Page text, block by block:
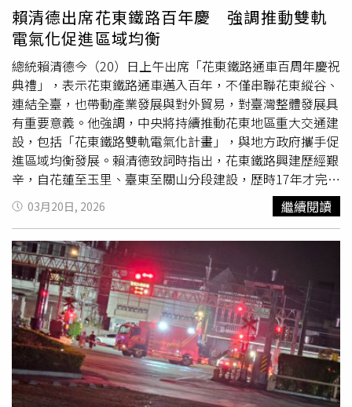
賴清德出席花東鐵路百年慶 強調推動雙軌
電氣化促進區域均衡
總統賴清德今（20）日上午出席「花東鐵路通車百周年慶祝
典禮」，表示花東鐵路通車邁入百年，不僅串聯花東縱谷、
連結全臺，也帶動產業發展與對外貿易，對臺灣整體發展具
有重要意義。他強調，中央將持續推動花東地區重大交通建
設，包括「花東鐵路雙軌電氣化計畫」，與地方政府攜手促
進區域均衡發展。賴清德致詞時指出，花東鐵路興建歷經艱
辛，自花蓮至玉里、臺東至關山分段建設，歷時17年才完成
全長171.8公里的鐵路通車，過程中克服包括新武呂溪等艱
難地形挑戰。他也感謝歷代鐵路人員的努力，讓花東鐵路得
以持續營運並不斷提升服務品質。他表示，交通建設不僅帶
動經濟發展，也強化地方與全臺之間的情感連結。花東鐵路
過去促進樟腦、糖業、茶葉及農產品外銷，如今更成為區域
發展的重要基礎。此外，臺東空氣品質近年持續改善，交通
環境也更加便利，顯示中央與地方合作的成果。在鐵路建設
方面，賴清德指出，花東鐵路已由蒸汽火車升級為電氣化系
統，南迴鐵路亦於2020年完成電氣化通車，使臺東至高雄
行車時間大幅縮短，同時改善環境品質。他也提到，臺鐵持
續進行車型升級，包括EMU900區間車、TEMU1000太魯閣
03月20日, 2026 繼續閱讀